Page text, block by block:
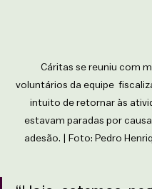
voluntários da equipe
intuito de retornar às
estavam paradas por
adesão. | Foto: Pedro